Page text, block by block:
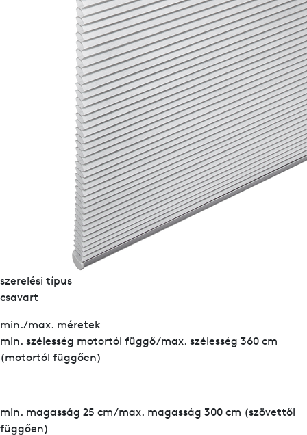
szerelési típus
csavart
min./max. méretek
min. szélesség motortól függő/max. szélesség 360 cm
(motortól függően)
min. magasság 25 cm/max. magasság 300 cm (szövettől
függően)